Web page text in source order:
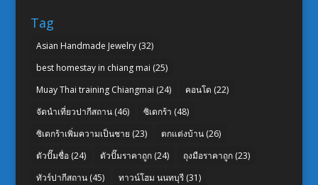
Tag
Asian Handmade Jewelry(32)
best homestay in chiang mai (25)
Muay Thai training Chiangmai (24) คอนโด (22)
จัดนำเที่ยวปากีสถาน(46) ซิเดกร้า (48)
ซิเดกร้าเพิ่มความเป็นชาย (23) ตกแต่งบ้าน(26)
ตัวปั๊มชื่อ(24) ตัวปั๊มราคาถูก(24) ถุงมือราคาถูก(23)
ทัวร์ปากีสถาน(45) ทาวน์โฮม นนทบุรี(31)